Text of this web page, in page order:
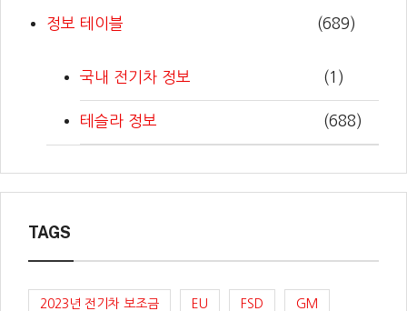
정보 테이블 (689)
국내 전기차 정보 (1)
테슬라 정보 (688)
TAGS
2023년 전기차 보조금 EU FSD GM